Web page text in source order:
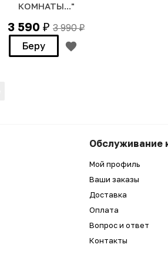
КОМНАТЫ..."
3 590 ₽ 3 990₽
Беру
Обслуживание
Мой профиль
Ваши заказы
Доставка
Оплата
Вопрос и ответ
Контакты